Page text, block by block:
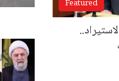
Featured